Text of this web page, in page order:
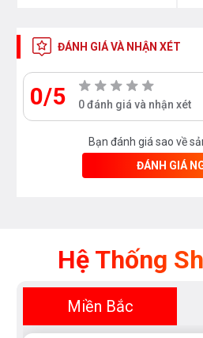
ĐÁNH GIÁ VÀ NHẬN XÉT
0/5 0 đánh giá và nhận xét
Bạn đánh giá sao về
ĐÁNH GIÁ
Hệ Thống
Miền Bắc